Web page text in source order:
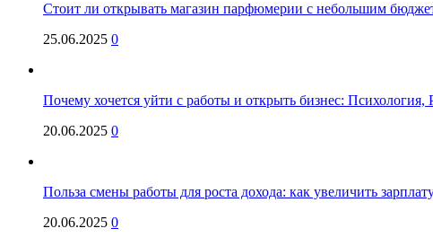
Стоит ли открывать магазин парфюмерии с небольшим
25.06.2025 0
Почему хочется уйти с работы и открыть бизнес:
20.06.2025 0
Польза смены работы для роста дохода: как увеличить
20.06.2025 0